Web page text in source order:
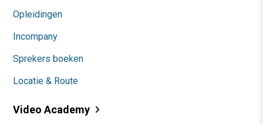
Opleidingen
Incompany
Sprekers boeken
Locatie & Route
Video Academy